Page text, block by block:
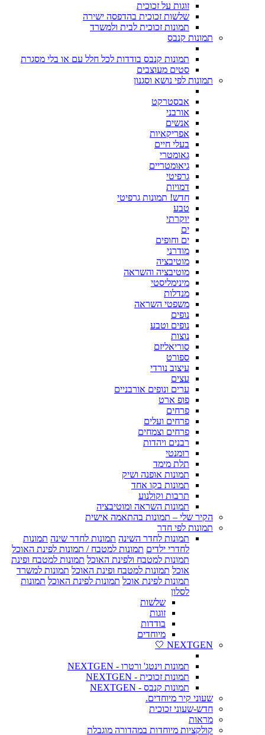
זוגות על זכוכית
שלשות זכוכית בהדפסה ישירה
תמונות זכוכית לבית ולמשרד
תמונות קנבס
תמונות קנבס בודדות לכל חלל עם או בלי מסגרת
סטים מעוצבים
תמונות לפי נושא וסגנון
אבסטרקט
אורבני
אנשים
אפריקאיות
בעלי חיים
גאומטרי
גיאומטריים
גרפיטי
דמויות
חדש! תמונות גרפיטי
טבע
יוקרתי
ים
ים וחופים
מודרני
מוטיבציה
מוטיבציה והשראה
מינימליסטי
מנדלות
משפטי השראה
נופים
נופים וטבע
נוצות
סוריאליזם
ספורט
עיצוב נורדי
עצים
ערים ונופים אורבניים
פופ ארט
פרחים
פרחים ועלים
פרחים וצמחים
רבנים ויהדות
רומנטי
תלת מימד
תמונות אופנה ושיק
תמונות בקו אחד
תרבות וקולנוע
תמונות השראה ומוטיבציה
הקיר שלי – תמונות בהתאמה אישית
תמונות לפי חדר
תמונות לחדר השינה תמונות לחדר שינה תמונות
לחדרי ילדים תמונות למטבח / תמונות לפינת האוכל
תמונות למטבח ולפינת האוכל תמונות למטבח ופינת
אוכל תמונות למטבח ופינת האוכל תמונות למשרד
תמונות לפינת אוכל תמונות לפינת האוכל תמונות
לסלון
שלשות
זוגות
בודדות
מיוחדים
NEXTGEN 🤍
תמונות וינטג' ורטרו - NEXTGEN
תמונות זכוכית - NEXTGEN
תמונות קנבס - NEXTGEN
שעוני קיר מיוחדים.
חדש-שעוני זכוכית
מראות
קולקציות מיוחדות במהדורה מוגבלת